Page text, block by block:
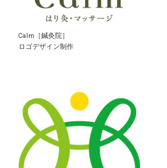
Calm［鍼灸院］
ロゴデザイン制作